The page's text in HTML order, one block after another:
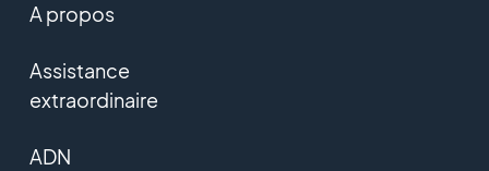
A propos
Assistance
extraordinaire
ADN